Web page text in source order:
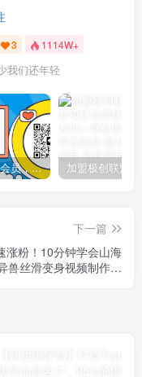
3 1114W+
我们还年轻
加入极创联盟会员，全站资源免费学习。
下一篇
涨粉！10分钟学会山海
兽丝滑变身视频制作，